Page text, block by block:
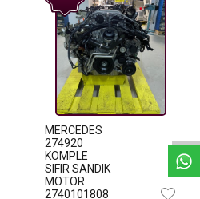
MERCEDES
274920
KOMPLE
SIFIR SANDIK
MOTOR
2740101808